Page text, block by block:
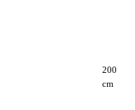
200
cm